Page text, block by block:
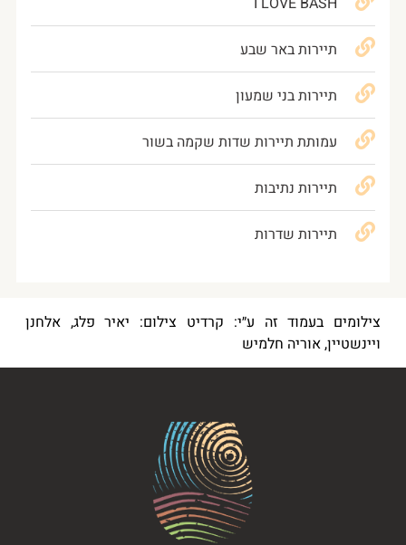
תיירות באר שבע
תיירות בני שמעון
עמותת תיירות שדות שקמה בשור
תיירות נתיבות
תיירות שדרות
צילומים בעמוד זה ע״י: ‎⁨קרדיט צילום: יאיר פלג⁩, אלחנן
ויינשטיין, אוריה חלמיש